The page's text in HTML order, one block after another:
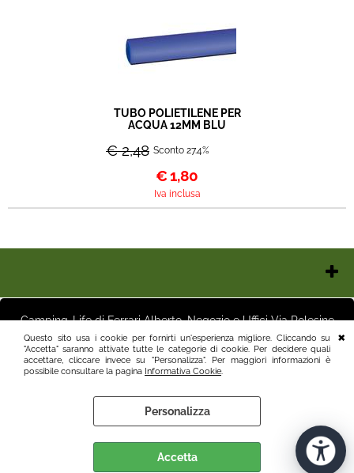
Questo sito usa i cookie per fornirti un'esperienza migliore. Cliccando su
"Accetta" saranno attivate tutte le categorie di cookie. Per decidere quali
accettare, cliccare invece su "Personalizza". Per maggiori informazioni è
possibile consultare la pagina Informativa Cookie.
Personalizza
Accetta
TUBO POLIETILENE PER
ACQUA 12MM BLU
€ 2,48 Sconto 27.4%
€1,80
Iva inclusa
Spedizioni
Recesso e Condizioni
Camping-Life di Ferrari Alberto, Negozio e Uffici Via Polesine
16 25125 Brescia (BS) Magazzino Via Friuli 3 25125 Brescia (BS)
Italia P.I.03411250982 info@camping-life.it tel.3887818400
Informativa Cookie Preferenze cookie